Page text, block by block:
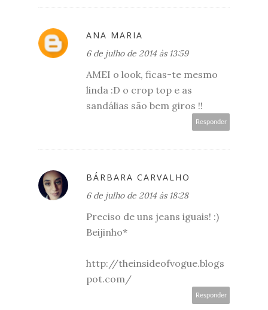
ANA MARIA
6 de julho de 2014 às 13:59
AMEI o look, ficas-te mesmo
linda :D o crop top e as
sandálias são bem giros !!
Responder
BÁRBARA CARVALHO
6 de julho de 2014 às 18:28
Preciso de uns jeans iguais! :)
Beijinho*
http://theinsideofvogue.blogs
pot.com/
Responder